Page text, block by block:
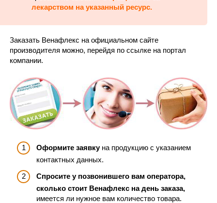
лекарством на указанный ресурс.
Заказать Венафлекс на официальном сайте
производителя можно, перейдя по ссылке на портал
компании.
Оформите заявкуна продукцию с указанием
контактных данных.
Спросите у позвонившего вам оператора,
сколько стоит Венафлекс на день заказа,
имеется ли нужное вам количество товара.